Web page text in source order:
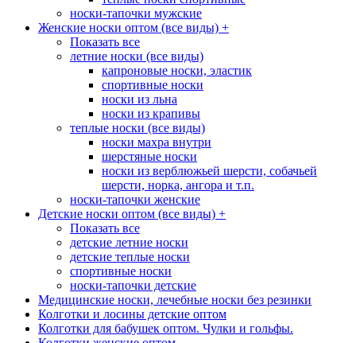
носки-тапочки мужские
Женские носки оптом (все виды) +
Показать все
летние носки (все виды)
капроновые носки, эластик
спортивные носки
носки из льна
носки из крапивы
теплые носки (все виды)
носки махра внутри
шерстяные носки
носки из верблюжьей шерсти, собачьей
шерсти, норка, ангора и т.п.
носки-тапочки женские
Детские носки оптом (все виды) +
Показать все
детские летние носки
детские теплые носки
спортивные носки
носки-тапочки детские
Медицинские носки, лечебные носки без резинки
Колготки и лосины детские оптом
Колготки для бабушек оптом. Чулки и гольфы.